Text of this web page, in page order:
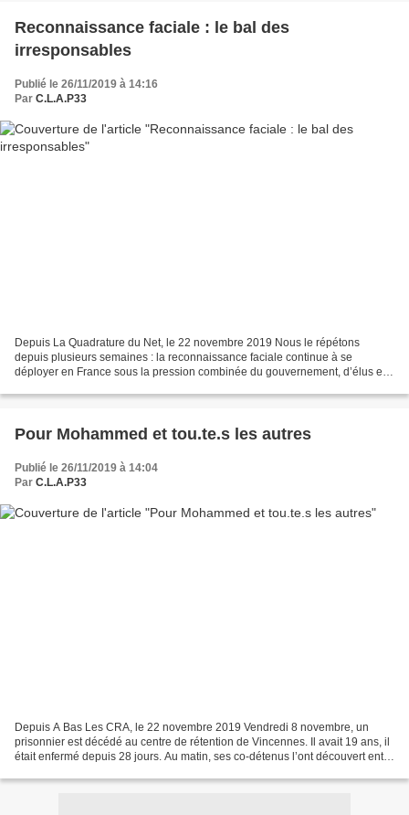
Reconnaissance faciale : le bal des
irresponsables
Publié le 26/11/2019 à 14:16
Par C.L.A.P33
Depuis La Quadrature du Net, le 22 novembre 2019 Nous le répétons
depuis plusieurs semaines : la reconnaissance faciale continue à se
déployer en France sous la pression combinée du gouvernement, d’élus et
Pour Mohammed et tou.te.s les autres
Publié le 26/11/2019 à 14:04
Par C.L.A.P33
Depuis A Bas Les CRA, le 22 novembre 2019 Vendredi 8 novembre, un
prisonnier est décédé au centre de rétention de Vincennes. Il avait 19 ans, il
était enfermé depuis 28 jours. Au matin, ses co-détenus l’ont découvert entre